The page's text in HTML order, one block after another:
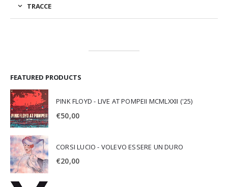
TRACCE
FEATURED PRODUCTS
PINK FLOYD - LIVE AT POMPEII MCMLXXII ('25)
€50,00
CORSI LUCIO - VOLEVO ESSERE UN DURO
€20,00